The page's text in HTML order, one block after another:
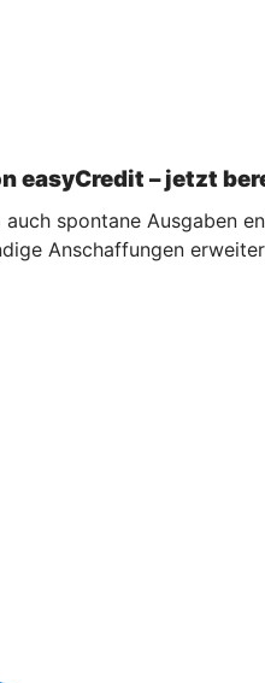
– jetzt
spontane Ausgaben
Anschaffungen